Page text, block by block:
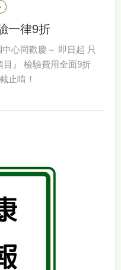
一律9折
心同歡慶～ 即日起 只
』 檢驗費用全面9折
止唷！